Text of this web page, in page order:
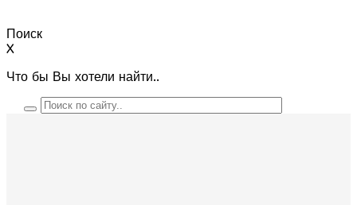
Поиск
X
Что бы Вы хотели найти..